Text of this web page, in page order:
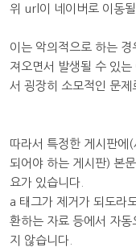
위 url이 네이버로 이동
이는 악의적으로 하는
져오면서 발생될 수 있는
서 굉장히 소모적인 문제
따라서 특정한 게시판
되어야 하는 게시판) 본
요가 있습니다.
a 태그가 제거가 되도라
환하는 자료 등에서 자
지 않습니다.